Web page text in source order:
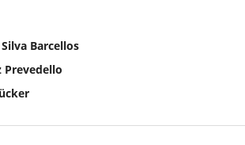
Barcellos
Prevedello